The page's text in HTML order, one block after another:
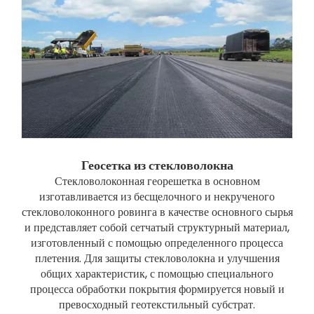
Геосетка из стекловолокна
Стекловолоконная георешетка в основном
изготавливается из бесщелочного и некрученого
стекловолоконного ровинга в качестве основного сырья
и представляет собой сетчатый структурный материал,
изготовленный с помощью определенного процесса
плетения. Для защиты стекловолокна и улучшения
общих характеристик, с помощью специального
процесса обработки покрытия формируется новый и
превосходный геотекстильный субстрат.